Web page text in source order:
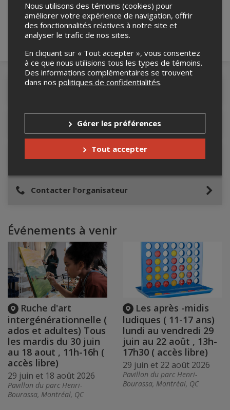
Accès au site de l'événement
Lieu de l'événement
Contacter l'organisateur
Événements à venir
Ruche d'art
intergénérationnelle (
ados et adultes) Tous
les mardis du 30 juin
au 18 aout , 11h-16h (
accès libre)
29 juin et 18 août 2026
Pavillon du parc Henri-
Bourassa, Montréal, QC
Les après -midis
ludiques ( 11-17 ans)
lundi au vendredi 29
juin au 22 août , 13h-
17h30 ( accès libre)
29 juin et 22 août 2026
Pavillon du parc Henri-
Bourassa, Montréal, QC
Nous utilisons des témoins (cookies) pour
améliorer votre expérience de navigation, offrir
des fonctionnalités relatives à notre site et
analyser le trafic de nos sites.
En cliquant sur « Tout accepter », vous consentez
à ce que nous utilisions tous les types de témoins.
Des informations complémentaires se trouvent
dans nos politiques de confidentialités.
Gérer les préférences
Tout accepter